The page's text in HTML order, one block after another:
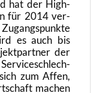
hat der High-
für 2014 ver­
es auch bis
der
zum Affen,
ma­chen